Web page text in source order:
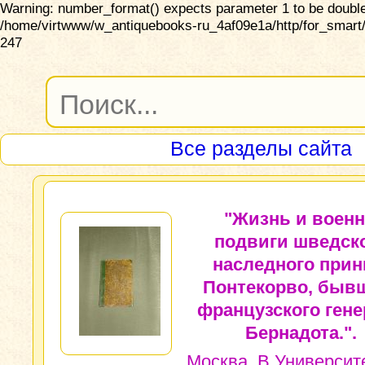
Warning: number_format() expects parameter 1 to be
/home/virtwww/w_antiquebooks-ru_4af09e1a/http/
247
Все разделы сайта
"Жизнь и
подвиги
наследного
Понтекорво,
французского
Бернадота.".